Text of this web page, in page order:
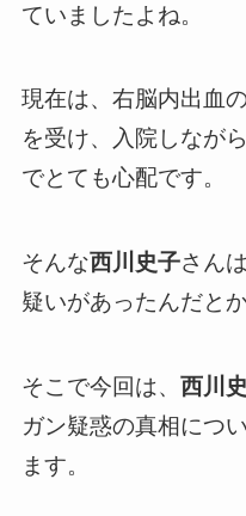
ていましたよね。
現在は、右脳内出血
を受け、入院しなが
でとても心配です。
そんな西川史子さん
疑いがあったんだとか
そこで今回は、 西川
ガン疑惑の真相につ
ます。